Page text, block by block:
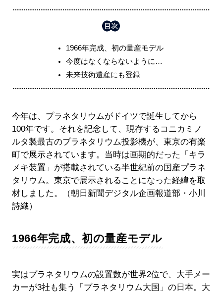
1966年完成、初の量産モデル
今度はなくならないように…
未来技術遺産にも登録
今年は、プラネタリウムがドイツで誕生してから
100年です。それを記念して、現存するコニカミノ
ルタ製最古のプラネタリウム投影機が、東京の有楽
町で展示されています。当時は画期的だった「キラ
メキ装置」が搭載されている半世紀前の国産プラネ
タリウム。東京で展示されることになった経緯を取
材しました。（朝日新聞デジタル企画報道部・小川
詩織）
1966年完成、初の量産モデル
実はプラネタリウムの設置数が世界2位で、大手メー
カーが3社も集う「プラネタリウム大国」の日本。大